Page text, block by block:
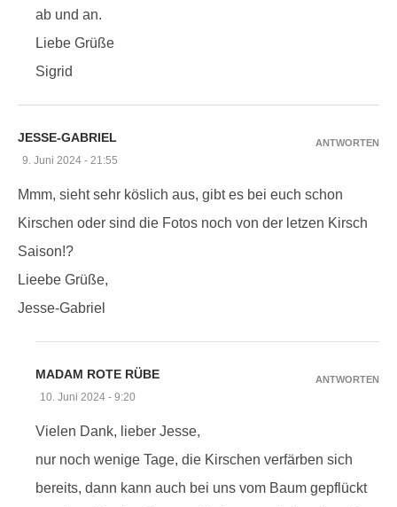
ab und an.
Liebe Grüße
Sigrid
JESSE-GABRIEL
9. Juni 2024 - 21:55
Mmm, sieht sehr köslich aus, gibt es bei euch schon
Kirschen oder sind die Fotos noch von der letzen Kirsch
Saison!?
Lieebe Grüße,
Jesse-Gabriel
ANTWORTEN
MADAM ROTE RÜBE
10. Juni 2024 - 9:20
Vielen Dank, lieber Jesse,
nur noch wenige Tage, die Kirschen verfärben sich
bereits, dann kann auch bei uns vom Baum gepflückt
ANTWORTEN